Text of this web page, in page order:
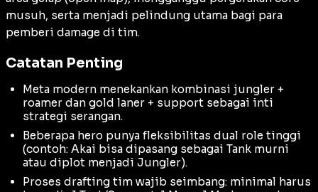
musuh, serta menjadi pelindung utama bagi para
pemberi damage di tim.
Catatan Penting
Meta modern menekankan kombinasi jungler +
roamer dan gold laner + support sebagai inti
strategi serangan.
Beberapa hero punya fleksibilitas dual role tinggi
(contoh: Akai bisa dipasang sebagai Tank murni
atau diplot menjadi Jungler).
Proses drafting tim wajib seimbang: minimal harus